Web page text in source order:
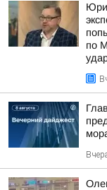
по